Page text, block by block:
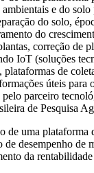
e do
do solo,
do
correção de
IoT (soluções
de
úteis para
pelo parceiro
de Pesquisa
de uma plataforma
de desempenho de
da